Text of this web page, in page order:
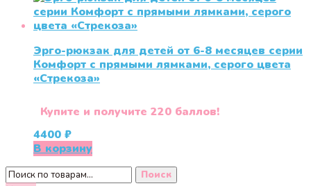
Эрго-рюкзак для детей от 6-8 месяцев серии
Комфорт с прямыми лямками, серого цвета
«Стрекоза»
Купите и получите 220 баллов!
4400 ₽
В корзину
Искать:
Поиск